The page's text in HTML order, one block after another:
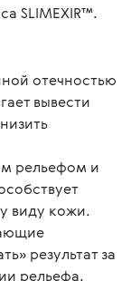
SLIMEXIR™.
отечностью
вывести
рельефом и
виду кожи.
результат за
рельефа.